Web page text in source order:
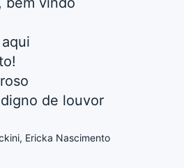
de louvor
Ericka Nascimento